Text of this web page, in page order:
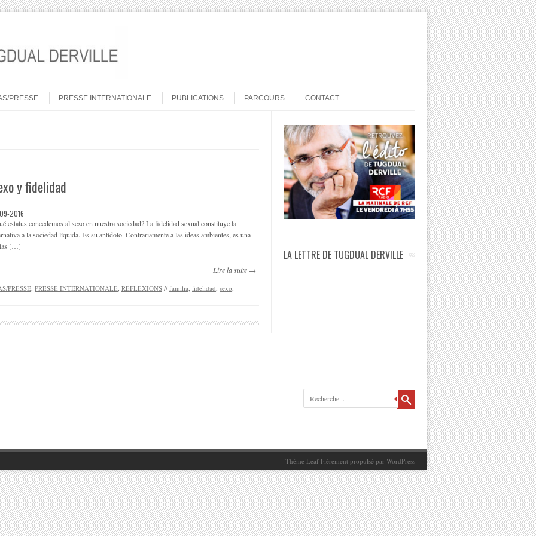
PRESSE PRESSE INTERNATIONALE PUBLICATIONS PARCOURS CONTACT
y fidelidad
2016
estatus concedemos al sexo en nuestra sociedad? La fidelidad sexual constituye la
a la sociedad líquida. Es su antídoto. Contrariamente a las ideas ambientes, es una
[…]
Lire la suite →
PRESSE PRESSE INTERNATIONALE REFLEXIONS // familia fidelidad sexo
LA LETTRE DE TUGDUAL DERVILLE
Recherche
Thème Leaf Fièrement propulsé par WordPress